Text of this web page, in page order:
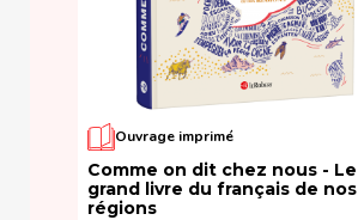
Ouvrage imprimé
Comme on dit chez nous - Le
grand livre du français de nos
régions